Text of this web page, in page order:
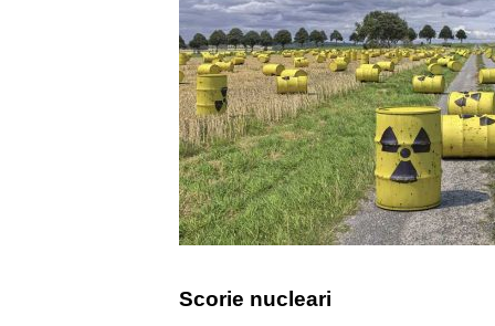
Scorie nucleari